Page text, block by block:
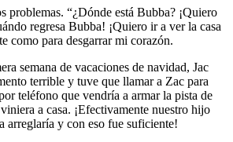
problemas. “¿Dónde está Bubba? ¡Quiero
regresa Bubba! ¡Quiero ir a ver la casa
como para desgarrar mi corazón.
semana de vacaciones de navidad, Jac
terrible y tuve que llamar a Zac para
teléfono que vendría a armar la pista de
a casa. ¡Efectivamente nuestro hijo
arreglaría y con eso fue suficiente!